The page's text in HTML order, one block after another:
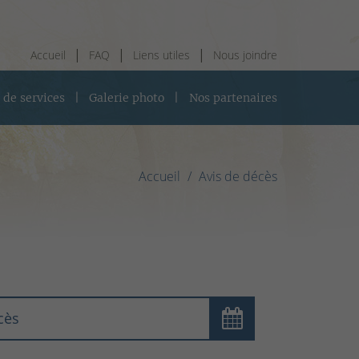
Accueil FAQ Liens utiles Nous joindre
services Galerie photo Nos partenaires
Accueil Avis de décès